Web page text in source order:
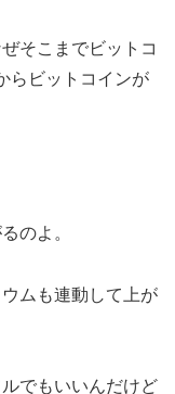
そこまでビットコ
らビットコインが
のよ。
ムも連動して上が
でもいいんだけど